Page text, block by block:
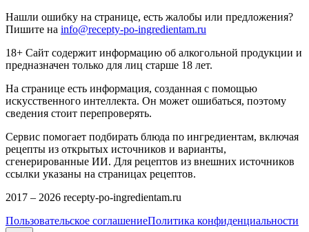
Нашли ошибку на странице, есть жалобы или предложения?
Пишите на info@recepty-po-ingredientam.ru
18+ Сайт содержит информацию об алкогольной продукции и
предназначен только для лиц старше 18 лет.
На странице есть информация, созданная с помощью
искусственного интеллекта. Он может ошибаться, поэтому
сведения стоит перепроверять.
Сервис помогает подбирать блюда по ингредиентам, включая
рецепты из открытых источников и варианты,
сгенерированные ИИ. Для рецептов из внешних источников
ссылки указаны на страницах рецептов.
2017 – 2026 recepty-po-ingredientam.ru
Пользовательское соглашениеПолитика конфиденциальности